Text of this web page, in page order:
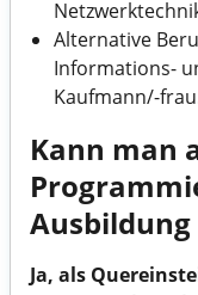
Alternative
Informations-
Kaufmann/-
Kann man
Ja, als